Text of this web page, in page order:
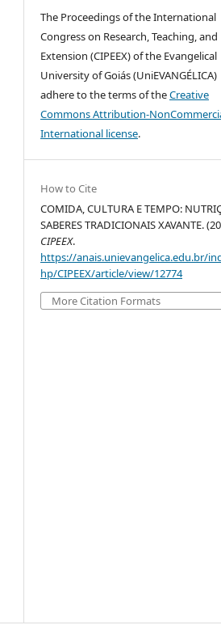
The Proceedings of the International
Congress on Research, Teaching, and
Extension (CIPEEX) of the Evangelical
University of Goiás (UniEVANGÉLICA)
adhere to the terms of theCreative
Commons Attribution-
International license.
How to Cite
COMIDA, CULTURA E TEMPO:
SABERES TRADICIONAIS XAVANTE.
CIPEEX.
https://anais.unievangelica.edu.br/
hp/CIPEEX/article/view/12774
More Citation Formats